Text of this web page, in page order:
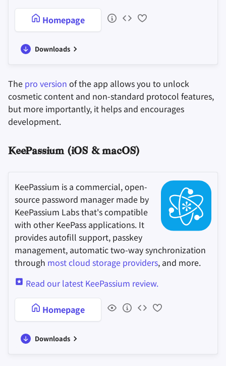
Homepage
Downloads
The pro version of the app allows you to unlock
cosmetic content and non-standard protocol features,
but more importantly, it helps and encourages
development.
KeePassium (iOS & macOS)
KeePassium is a commercial, open-
source password manager made by
KeePassium Labs that's compatible
with other KeePass applications. It
provides autofill support, passkey
management, automatic two-way synchronization
through most cloud storage providers, and more.
Read our latest KeePassium review.
Homepage
Downloads